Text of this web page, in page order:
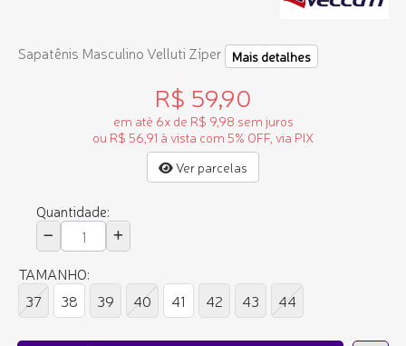
Sapatênis Masculino Velluti Zíper Mais detalhes
R$ 59,90
em até 6x de R$ 9,98 sem juros
ou R$ 56,91 à vista com 5% OFF, via PIX
Ver parcelas
Quantidade:
TAMANHO:
37
38 39 40 41 42 43 44